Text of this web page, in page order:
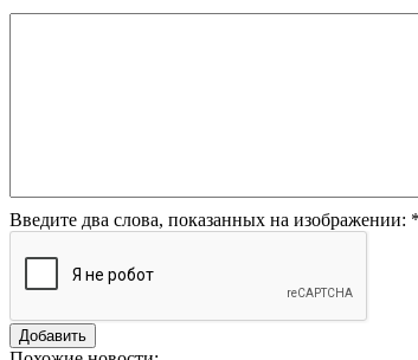
Введите два слова, показанных на изображении: *